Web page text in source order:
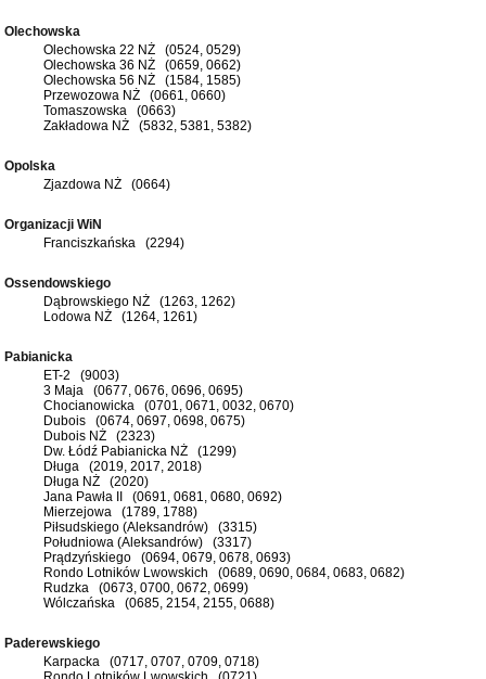
Olechowska
Olechowska 22 NŻ (0524, 0529)
Olechowska 36 NŻ (0659, 0662)
Olechowska 56 NŻ (1584, 1585)
Przewozowa NŻ (0661, 0660)
Tomaszowska (0663)
Zakładowa NŻ (5832, 5381, 5382)
Opolska
Zjazdowa NŻ (0664)
Organizacji WiN
Franciszkańska (2294)
Ossendowskiego
Dąbrowskiego NŻ (1263, 1262)
Lodowa NŻ (1264, 1261)
Pabianicka
ET-2 (9003)
3 Maja (0677, 0676, 0696, 0695)
Chocianowicka (0701, 0671, 0032, 0670)
Dubois (0674, 0697, 0698, 0675)
Dubois NŻ (2323)
Dw. Łódź Pabianicka NŻ (1299)
Długa (2019, 2017, 2018)
Długa NŻ (2020)
Jana Pawła II (0691, 0681, 0680, 0692)
Mierzejowa (1789, 1788)
Piłsudskiego (Aleksandrów) (3315)
Południowa (Aleksandrów) (3317)
Prądzyńskiego (0694, 0679, 0678, 0693)
Rondo Lotników Lwowskich (0689, 0690, 0684, 0683, 0682)
Rudzka (0673, 0700, 0672, 0699)
Wólczańska (0685, 2154, 2155, 0688)
Paderewskiego
Karpacka (0717, 0707, 0709, 0718)